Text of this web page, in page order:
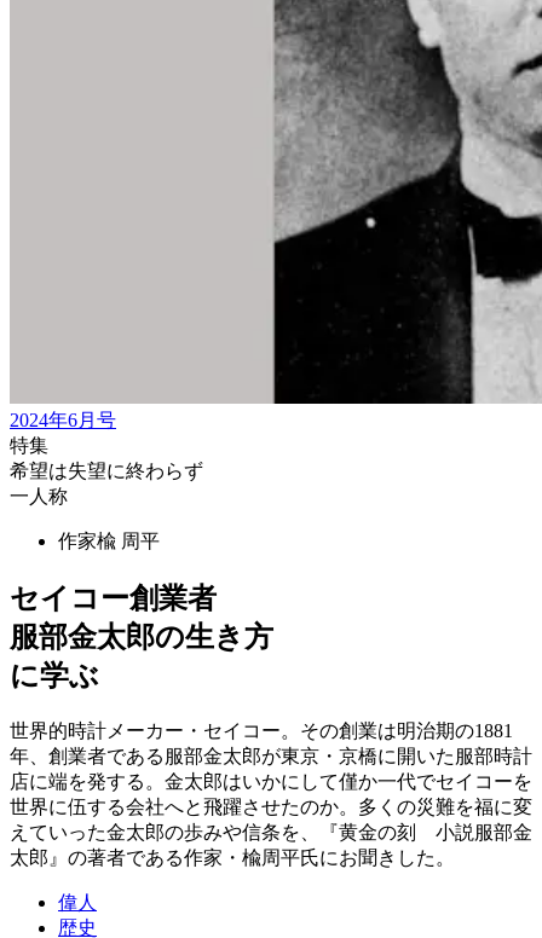
2024年6月号
特集
希望は失望に終わらず
一人称
作家楡 周平
セイコー創業者
服部金太郎の生き方
に学ぶ
世界的時計メーカー・セイコー。その創業は明治期の1881
年、創業者である服部金太郎が東京・京橋に開いた服部時計
店に端を発する。金太郎はいかにして僅か一代でセイコーを
世界に伍する会社へと飛躍させたのか。多くの災難を福に変
えていった金太郎の歩みや信条を、『黄金の刻 小説服部金
太郎』の著者である作家・楡周平氏にお聞きした。
偉人
歴史